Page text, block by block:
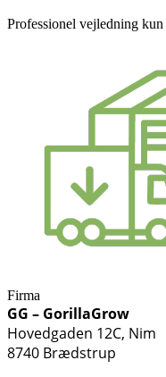
Professionel vejledning
Firma
GG – GorillaGrow
Hovedgaden 12C, Nim
8740 Brædstrup